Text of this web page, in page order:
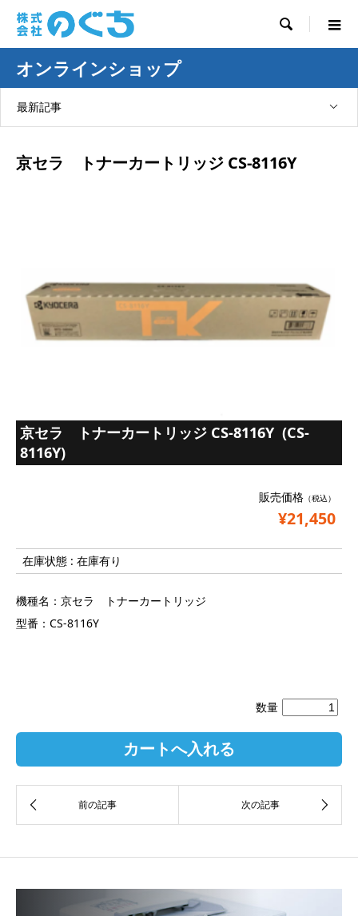

オンラインショップ
最新記事
京セラ トナーカートリッジ CS-8116Y
京セラ トナーカートリッジ CS-8116Y (CS-
8116Y)
販売価格 （税込）
¥21,450
在庫状態 : 在庫有り
機種名： 京セラ トナーカートリッジ
型番： CS-8116Y
数量